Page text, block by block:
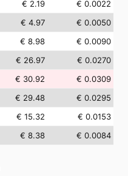
€ 2.19
€ 0.0022
€ 4.97
€ 0.0050
€ 8.98
€ 0.0090
€ 26.97
€ 0.0270
€ 30.92
€ 0.0309
€ 29.48
€ 0.0295
€ 15.32
€ 0.0153
€ 8.38 € 0.0084